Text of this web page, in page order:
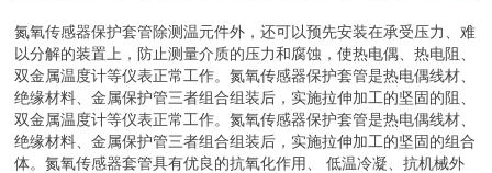
氮氧传感器保护套管除测温元件外，还可以预先安装在承受压力、难
以分解的装置上，防止测量介质的压力和腐蚀，使热电偶、热电阻、
双金属温度计等仪表正常工作。氮氧传感器保护套管是热电偶线材、
绝缘材料、金属保护管三者组合组装后，实施拉伸加工的坚固的阻、
双金属温度计等仪表正常工作。氮氧传感器保护套管是热电偶线材、
绝缘材料、金属保护管三者组合组装后，实施拉伸加工的坚固的组合
体。氮氧传感器套管具有优良的抗氧化作用、 低温冷凝、抗机械外